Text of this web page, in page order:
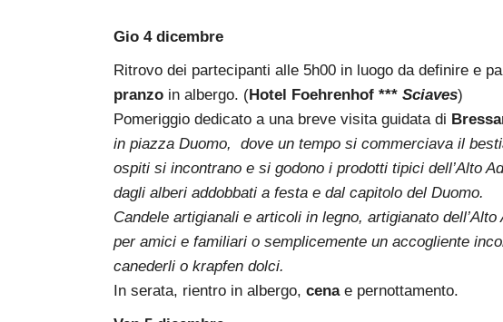
Gio 4 dicembre
Ritrovo dei partecipanti alle 5h00 in luogo da definire e
pranzo in albergo. (Hotel Foehrenhof *** Sciaves)
Pomeriggio dedicato a una breve visita guidata di
in piazza Duomo, dove un tempo si commerciava il
ospiti si incontrano e si godono i prodotti tipici dell’Alto
dagli alberi addobbati a festa e dal capitolo del Duomo.
Candele artigianali e articoli in legno, artigianato
per amici e familiari o semplicemente un accogliente
canederli o krapfen dolci.
In serata, rientro in albergo,cenae pernottamento.